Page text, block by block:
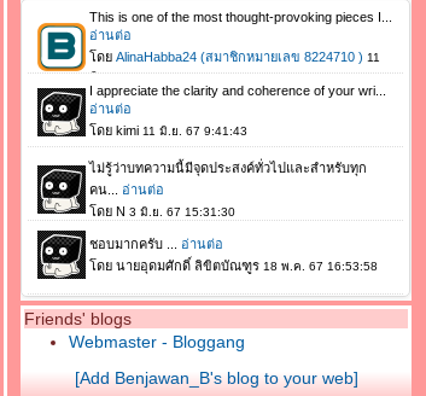
Friends' blogs
Webmaster - Bloggang
[Add Benjawan_B's blog to your web]